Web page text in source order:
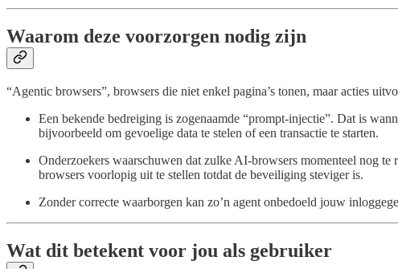
Waarom deze voorzorgen nodig zijn
“Agentic browsers”, browsers die niet enkel pagina’s tonen, maar acties
Een bekende bedreiging is zogenaamde “prompt-injectie”. Dat is
bijvoorbeeld om gevoelige data te stelen of een transactie te starten.
Onderzoekers waarschuwen dat zulke AI-browsers momenteel nog
browsers voorlopig uit te stellen totdat de beveiliging steviger is.
Zonder correcte waarborgen kan zo’n agent onbedoeld jouw
Wat dit betekent voor jou als gebruiker